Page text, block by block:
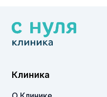
Клиника